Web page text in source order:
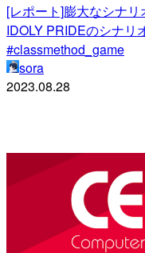
[レポート]膨大なシナリ
IDOLY PRIDEのシナリ
#classmethod_game
sora
2023.08.28